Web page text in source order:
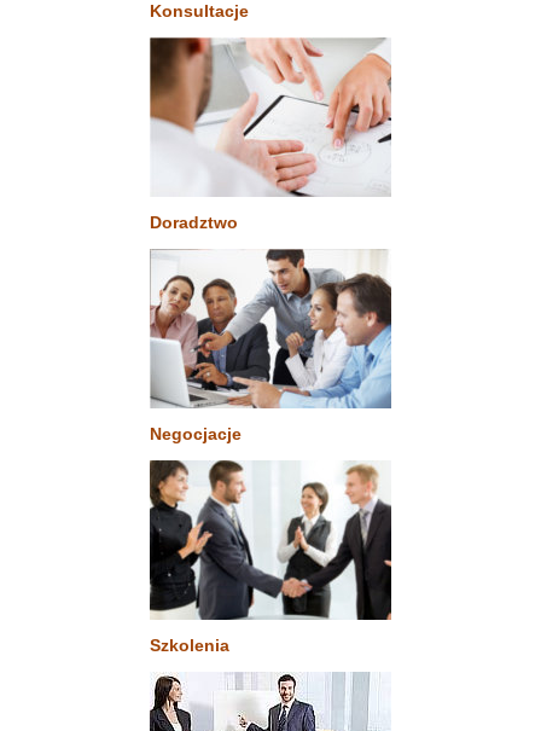
Konsultacje
Doradztwo
Negocjacje
Szkolenia